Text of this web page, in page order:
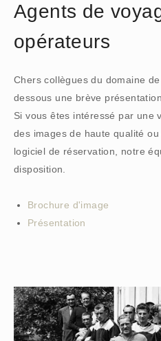
Agents de
opérateurs
Chers collègues du domaine
dessous une brève
Si vous êtes intéressé par une
des images de haute qualité
logiciel de réservation, notre
disposition.
Brochure d'image
Présentation